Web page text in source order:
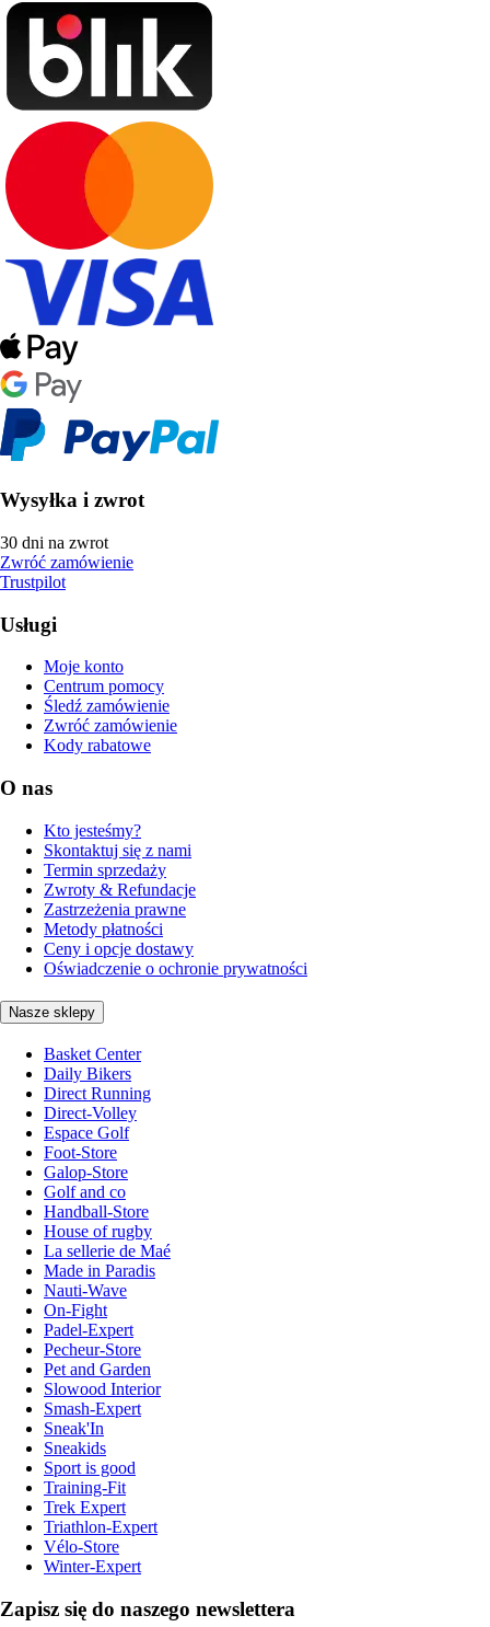
Wysyłka i zwrot
30 dni na zwrot
Zwróć zamówienie
Trustpilot
Usługi
Moje konto
Centrum pomocy
Śledź zamówienie
Zwróć zamówienie
Kody rabatowe
O nas
Kto jesteśmy?
Skontaktuj się z nami
Termin sprzedaży
Zwroty & Refundacje
Zastrzeżenia prawne
Metody płatności
Ceny i opcje dostawy
Oświadczenie o ochronie prywatności
Nasze sklepy
Basket Center
Daily Bikers
Direct Running
Direct-Volley
Espace Golf
Foot-Store
Galop-Store
Golf and co
Handball-Store
House of rugby
La sellerie de Maé
Made in Paradis
Nauti-Wave
On-Fight
Padel-Expert
Pecheur-Store
Pet and Garden
Slowood Interior
Smash-Expert
Sneak'In
Sneakids
Sport is good
Training-Fit
Trek Expert
Triathlon-Expert
Vélo-Store
Winter-Expert
Zapisz się do naszego newslettera